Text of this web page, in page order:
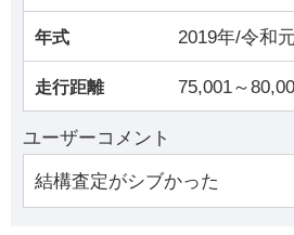
年式 2019年/令和
走行距離 75,001～
ユーザーコメント
結構査定がシブかった